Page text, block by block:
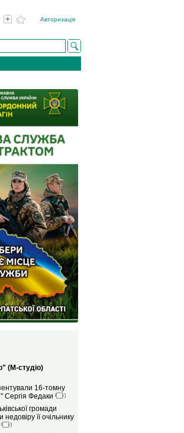
Авторизація
(М-студіо)
16-томну
Сергія Федаки
громади
її очільнику